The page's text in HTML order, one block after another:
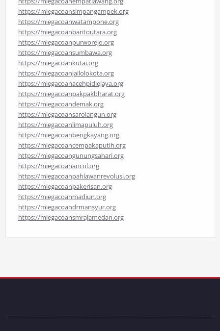
https://miegacoansimpangampek.org
https://miegacoanwatampone.org
https://miegacoanbaritoutara.org
https://miegacoanpurworejo.org
https://miegacoansumbawa.org
https://miegacoankutai.org
https://miegacoanjailolokota.org
https://miegacoanacehpidiejaya.org
https://miegacoanpakpakbharat.org
https://miegacoandemak.org
https://miegacoansarolangun.org
https://miegacoanlimapuluh.org
https://miegacoanbengkayang.org
https://miegacoancempakaputih.org
https://miegacoangunungsahari.org
https://miegacoanancol.org
https://miegacoanpahlawanrevolusi.org
https://miegacoanpakerisan.org
https://miegacoanmadiun.org
https://miegacoandrmansyur.org
https://miegacoansmrajamedan.org